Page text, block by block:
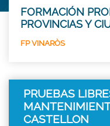
FORMACIÓN
PROVINCIAS Y
FP VINARÒS
PRUEBAS
CASTELLON